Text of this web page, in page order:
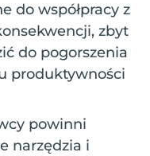
do współpracy z
zbyt
do pogorszenia
produktywności
powinni
narzędzia i